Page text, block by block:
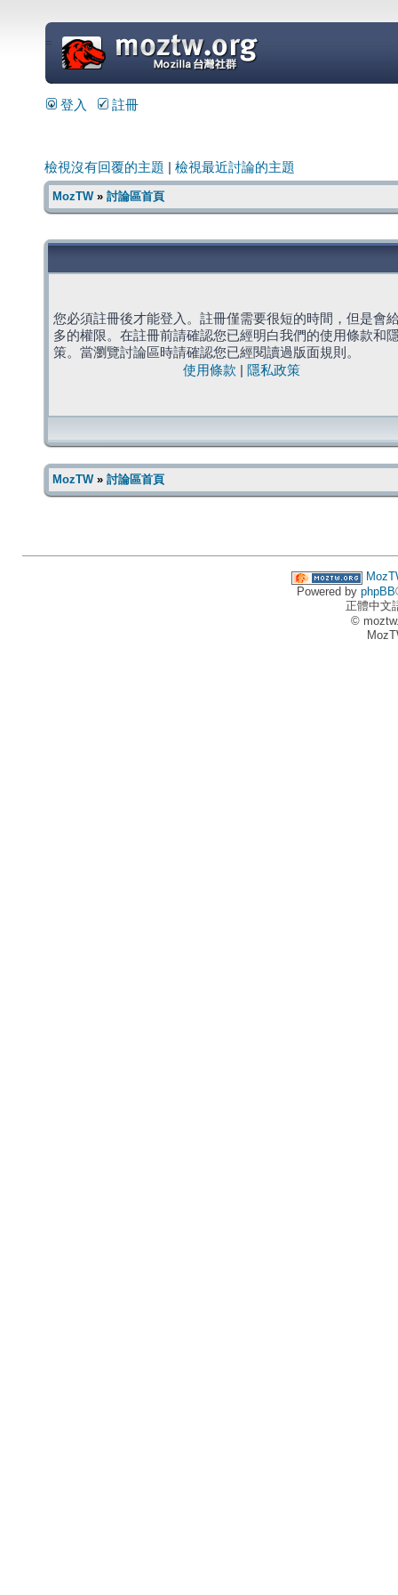
=
登入 註冊
檢視沒有回覆的主題 檢視最近討論的主題
MozTW» 討論區首頁
您必須註冊後才能登入。註冊僅需要很短的時間，但是會
多的權限。在註冊前請確認您已經明白我們的使用條款和
策。當瀏覽討論區時請確認您已經閱讀過版面規則。
使用條款
隱私政策
MozTW» 討論區首頁
Powered by phpBB
正體中文
©